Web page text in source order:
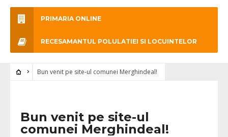
PRIMARIA ONLINE
RECESAMANTUL POLULATIEI SI LOCUINTELOR
Bun venit pe site-ul comunei Merghindeal!
Bun venit pe site-ul
comunei Merghindeal!